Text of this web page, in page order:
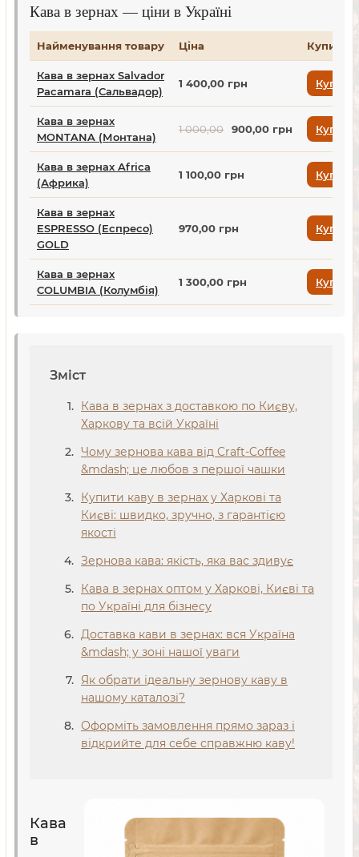
Кава в зернах — ціни в Україні
Найменування товару Ціна Купити
Кава в зернах Salvador
Pacamara (Сальвадор)
1 400,00 грн Купити
Кава в зернах
MONTANA (Монтана)
1 000,00 900,00 грн Купити
Кава в зернах Africa
(Африка)
1 100,00 грн Купити
Кава в зернах
ESPRESSO (Еспресо)
GOLD
970,00 грн Купити
Кава в зернах
COLUMBIA (Колумбія)
1 300,00 грн Купити
Зміст
Кава в зернах з доставкою по Києву,
Харкову та всій Україні
Чому зернова кава від Craft-Coffee
&mdash; це любов з першої чашки
Купити каву в зернах у Харкові та
Києві: швидко, зручно, з гарантією
якості
Зернова кава: якість, яка вас здивує
Кава в зернах оптом у Харкові, Києві та
по Україні для бізнесу
Доставка кави в зернах: вся Україна
&mdash; у зоні нашої уваги
Як обрати ідеальну зернову каву в
нашому каталозі?
Оформіть замовлення прямо зараз і
відкрийте для себе справжню каву!
Кава
в